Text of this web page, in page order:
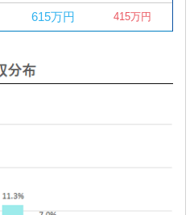
615万円 415万円